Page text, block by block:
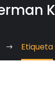
Etiqueta